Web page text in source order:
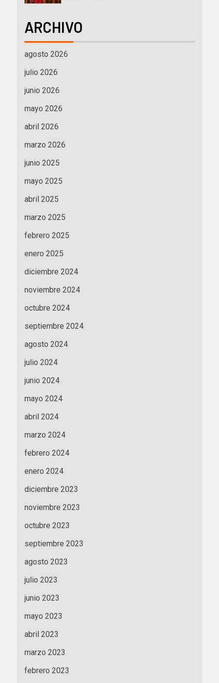
ARCHIVO
agosto 2026
julio 2026
junio 2026
mayo 2026
abril 2026
marzo 2026
junio 2025
mayo 2025
abril 2025
marzo 2025
febrero 2025
enero 2025
diciembre 2024
noviembre 2024
octubre 2024
septiembre 2024
agosto 2024
julio 2024
junio 2024
mayo 2024
abril 2024
marzo 2024
febrero 2024
enero 2024
diciembre 2023
noviembre 2023
octubre 2023
septiembre 2023
agosto 2023
julio 2023
junio 2023
mayo 2023
abril 2023
marzo 2023
febrero 2023